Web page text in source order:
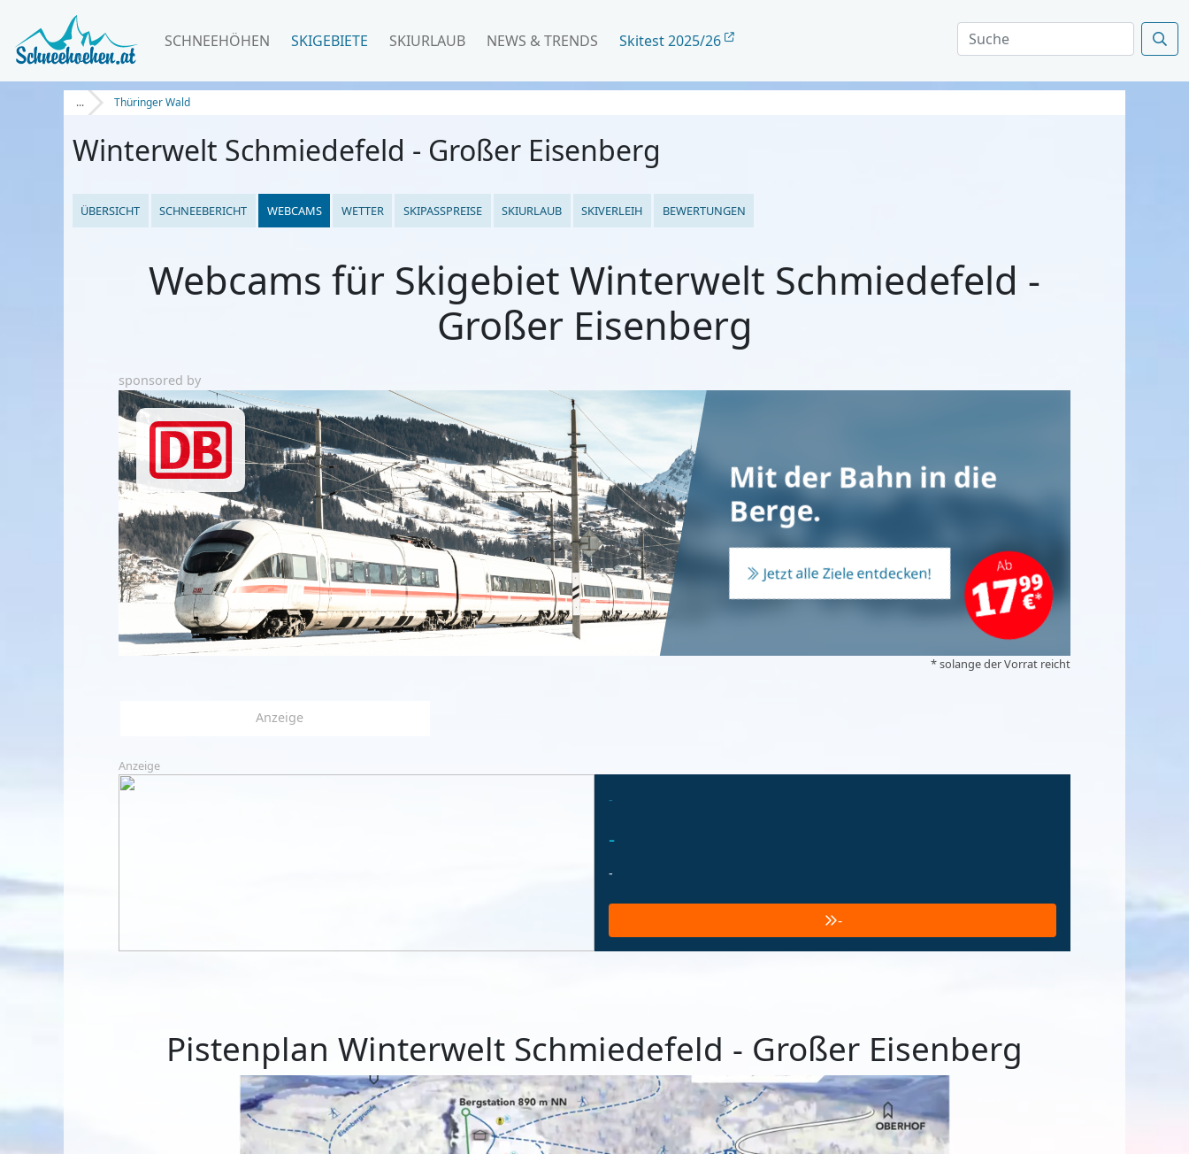
SCHNEEHÖHEN SKIGEBIETE SKIURLAUB NEWS & TRENDS Skitest 2025/26
... Thüringer Wald
Winterwelt Schmiedefeld - Großer Eisenberg
ÜBERSICHT SCHNEEBERICHT WEBCAMS WETTER SKIPASSPREISE SKIURLAUB SKIVERLEIH BEWERTUNGEN
Webcams für Skigebiet Winterwelt Schmiedefeld -
Großer Eisenberg
sponsored by
Mit der Bahn in die
Berge.
Jetzt alle Ziele entdecken!
* solange der Vorrat reicht
Anzeige
Anzeige
-
-
-
-
Pistenplan Winterwelt Schmiedefeld - Großer Eisenberg